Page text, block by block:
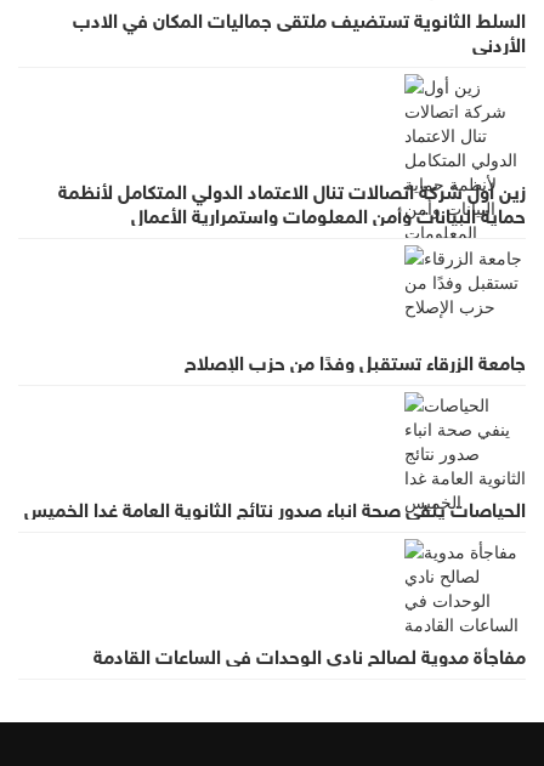
السلط الثانوية تستضيف ملتقى جماليات المكان في الادب
الأردني
زين أول شركة اتصالات تنال الاعتماد الدولي المتكامل لأنظمة
حماية البيانات وأمن المعلومات واستمرارية الأعمال
جامعة الزرقاء تستقبل وفدًا من حزب الإصلاح
الحياصات ينفي صحة انباء صدور نتائج الثانوية العامة غدا الخميس
مفاجأة مدوية لصالح نادي الوحدات في الساعات القادمة